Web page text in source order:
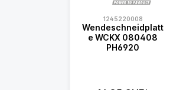
1245220008
Wendeschneidplatt
e WCKX 080408
PH6920